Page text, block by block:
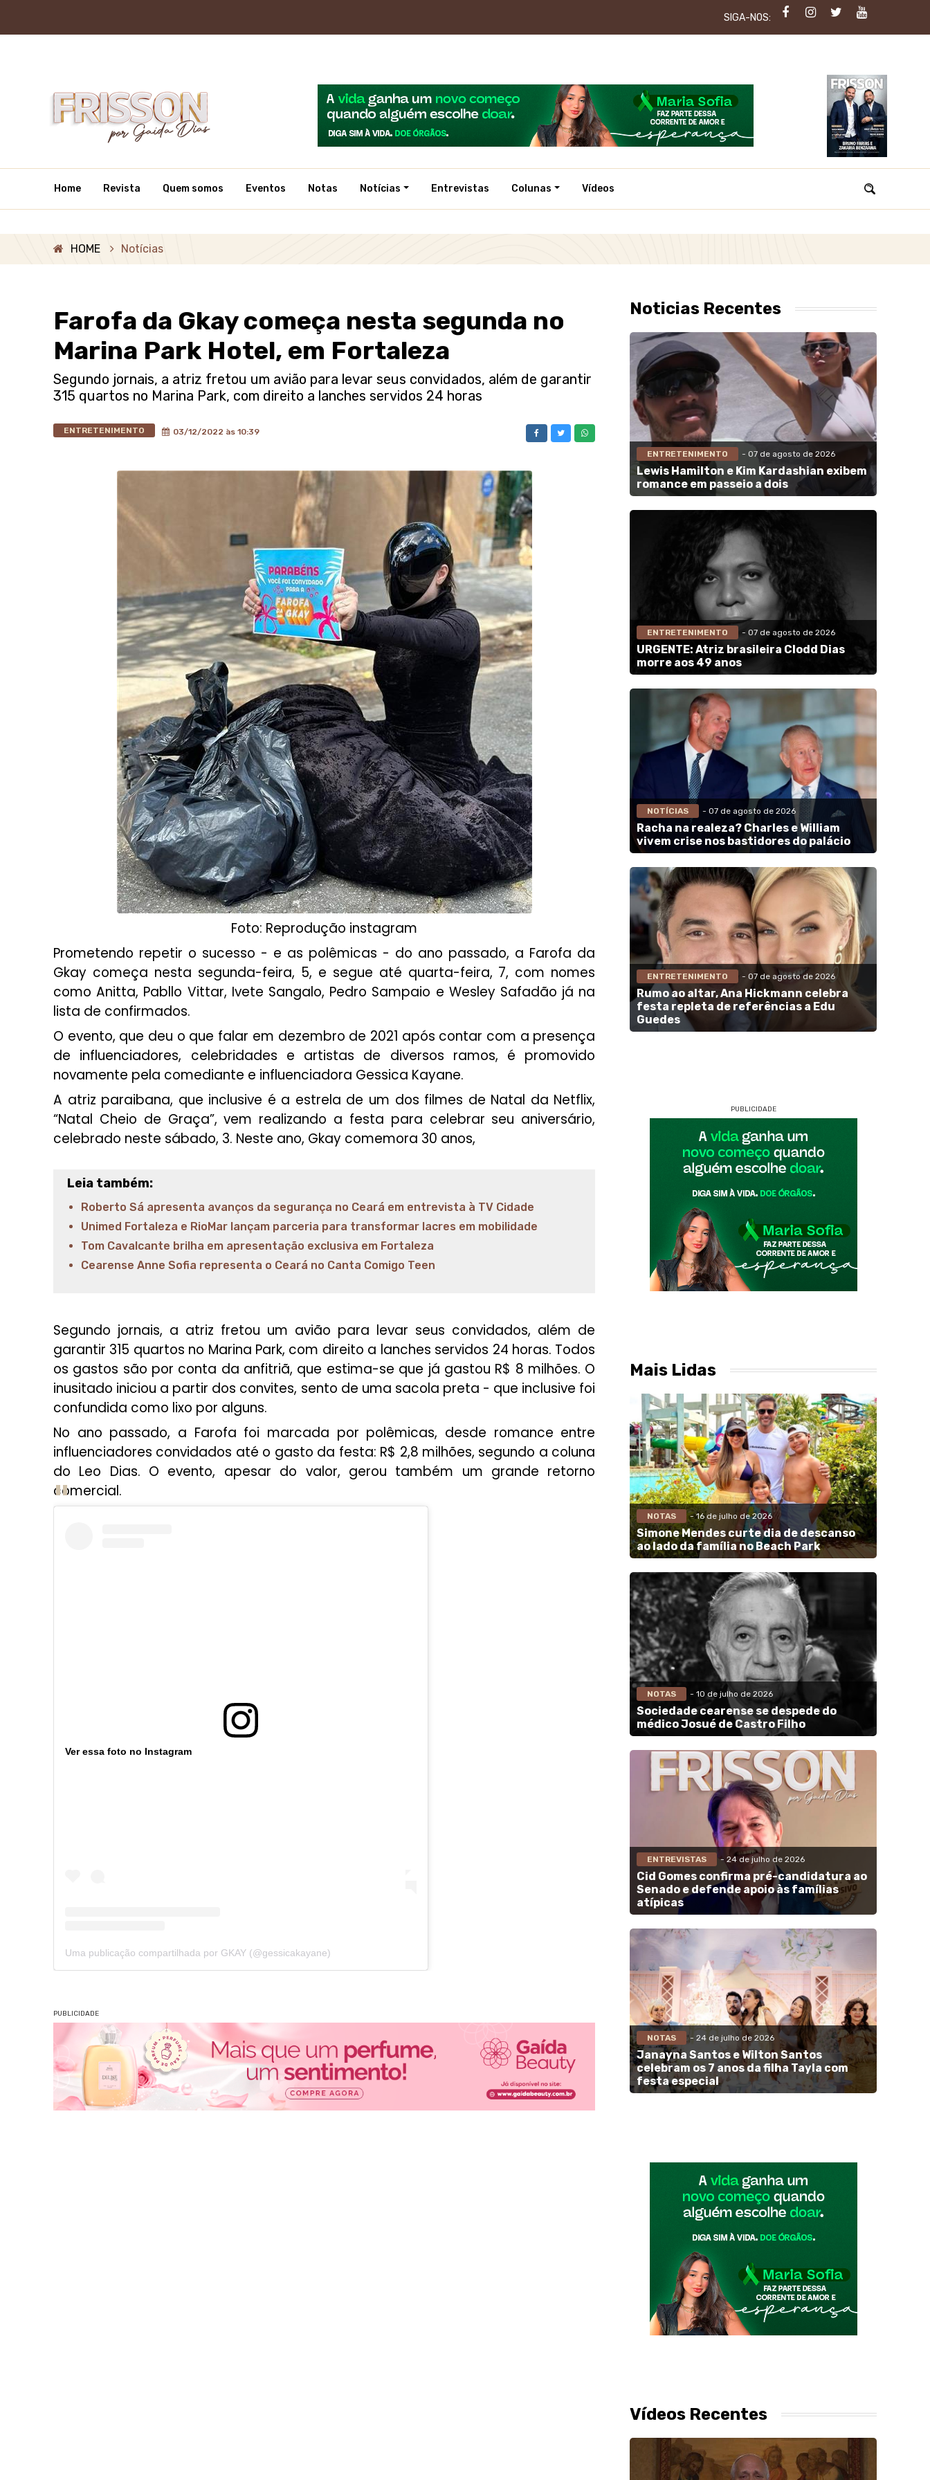
SIGA-NOS:
Home Revista Quem somos Eventos Notas Notícias Entrevistas Colunas Vídeos
HOME Notícias
Farofa da Gkay começa nesta segunda no
Marina Park Hotel, em Fortaleza
Segundo jornais, a atriz fretou um avião para levar seus convidados, além de garantir
315 quartos no Marina Park, com direito a lanches servidos 24 horas
ENTRETENIMENTO 03/12/2022 às 10:39
Foto: Reprodução instagram
Prometendo repetir o sucesso - e as polêmicas - do ano passado, a Farofa da
Gkay começa nesta segunda-feira, 5, e segue até quarta-feira, 7, com nomes
como Anitta, Pabllo Vittar, Ivete Sangalo, Pedro Sampaio e Wesley Safadão já na
lista de confirmados.
O evento, que deu o que falar em dezembro de 2021 após contar com a presença
de influenciadores, celebridades e artistas de diversos ramos, é promovido
novamente pela comediante e influenciadora Gessica Kayane.
A atriz paraibana, que inclusive é a estrela de um dos filmes de Natal da Netflix,
“Natal Cheio de Graça”, vem realizando a festa para celebrar seu aniversário,
celebrado neste sábado, 3. Neste ano, Gkay comemora 30 anos,
Leia também:
Roberto Sá apresenta avanços da segurança no Ceará em entrevista à TV Cidade
Unimed Fortaleza e RioMar lançam parceria para transformar lacres em mobilidade
Tom Cavalcante brilha em apresentação exclusiva em Fortaleza
Cearense Anne Sofia representa o Ceará no Canta Comigo Teen
Segundo jornais, a atriz fretou um avião para levar seus convidados, além de
garantir 315 quartos no Marina Park, com direito a lanches servidos 24 horas. Todos
os gastos são por conta da anfitriã, que estima-se que já gastou R$ 8 milhões. O
inusitado iniciou a partir dos convites, sento de uma sacola preta - que inclusive foi
confundida como lixo por alguns.
No ano passado, a Farofa foi marcada por polêmicas, desde romance entre
influenciadores convidados até o gasto da festa: R$ 2,8 milhões, segundo a coluna
do Leo Dias. O evento, apesar do valor, gerou também um grande retorno
comercial.
Ver essa foto no Instagram
Uma publicação compartilhada por GKAY (@gessicakayane)
PUBLICIDADE
Noticias Recentes
ENTRETENIMENTO - 07 de agosto de 2026
Lewis Hamilton e Kim Kardashian exibem
romance em passeio a dois
ENTRETENIMENTO - 07 de agosto de 2026
URGENTE: Atriz brasileira Clodd Dias
morre aos 49 anos
NOTÍCIAS - 07 de agosto de 2026
Racha na realeza? Charles e William
vivem crise nos bastidores do palácio
ENTRETENIMENTO - 07 de agosto de 2026
Rumo ao altar, Ana Hickmann celebra
festa repleta de referências a Edu
Guedes
PUBLICIDADE
Mais Lidas
NOTAS - 16 de julho de 2026
Simone Mendes curte dia de descanso
ao lado da família no Beach Park
NOTAS - 10 de julho de 2026
Sociedade cearense se despede do
médico Josué de Castro Filho
ENTREVISTAS - 24 de julho de 2026
Cid Gomes confirma pré-candidatura ao
Senado e defende apoio às famílias
atípicas
NOTAS - 24 de julho de 2026
Janayna Santos e Wilton Santos
celebram os 7 anos da filha Tayla com
festa especial
Vídeos Recentes